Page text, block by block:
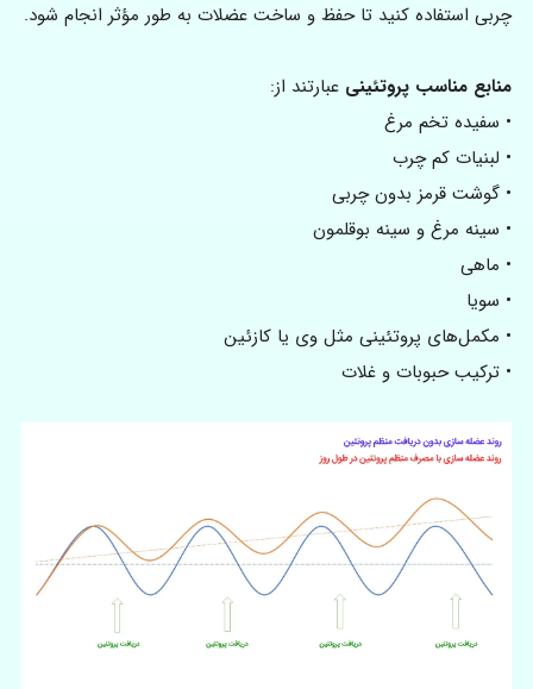
چربی استفاده کنید تا حفظ و ساخت عضلات به طور مؤثر انجام شود.
منابع مناسب پروتئینی عبارتند از:
• سفیده تخم‌ مرغ
• لبنیات کم چرب
• گوشت قرمز بدون چربی
• سینه مرغ و سینه بوقلمون
• ماهی
• سویا
• مکمل‌های پروتئینی مثل وی یا کازئین
• ترکیب حبوبات و غلات